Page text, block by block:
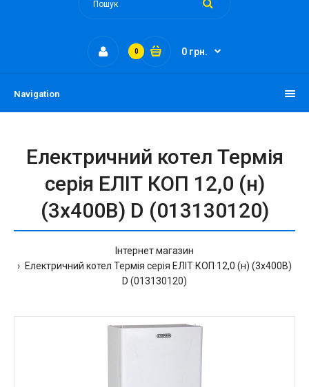
0 0 грн.
Navigation
Електричний котел Термія
серія ЕЛІТ КОП 12,0 (н)
(3х400В) D (013130120)
Інтернет магазин
Електричний котел Термія серія ЕЛІТ КОП 12,0 (н) (3х400В)
D (013130120)